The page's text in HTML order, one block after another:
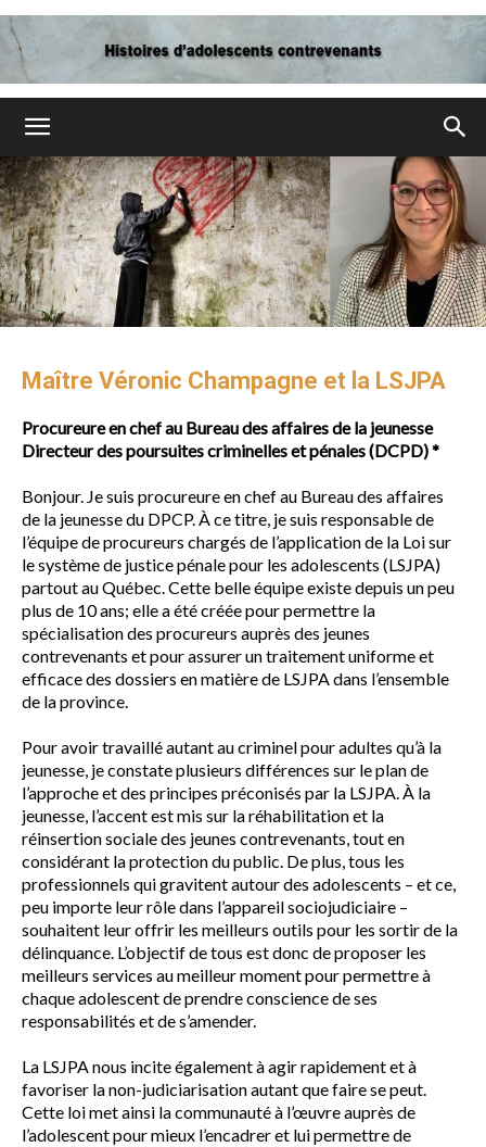
dpj-
dp.ca
Maître Véronic Champagne et la LSJPA
Procureure en chef au Bureau des affaires de la jeunesse
Directeur des poursuites criminelles et pénales (DCPD) *
Bonjour. Je suis procureure en chef au Bureau des affaires
de la jeunesse du DPCP. À ce titre, je suis responsable de
l’équipe de procureurs chargés de l’application de la Loi sur
le système de justice pénale pour les adolescents (LSJPA)
partout au Québec. Cette belle équipe existe depuis un peu
plus de 10 ans; elle a été créée pour permettre la
spécialisation des procureurs auprès des jeunes
contrevenants et pour assurer un traitement uniforme et
efficace des dossiers en matière de LSJPA dans l’ensemble
de la province.
Pour avoir travaillé autant au criminel pour adultes qu’à la
jeunesse, je constate plusieurs différences sur le plan de
l’approche et des principes préconisés par la LSJPA. À la
jeunesse, l’accent est mis sur la réhabilitation et la
réinsertion sociale des jeunes contrevenants, tout en
considérant la protection du public. De plus, tous les
professionnels qui gravitent autour des adolescents – et ce,
peu importe leur rôle dans l’appareil sociojudiciaire –
souhaitent leur offrir les meilleurs outils pour les sortir de la
délinquance. L’objectif de tous est donc de proposer les
meilleurs services au meilleur moment pour permettre à
chaque adolescent de prendre conscience de ses
responsabilités et de s’amender.
La LSJPA nous incite également à agir rapidement et à
favoriser la non-judiciarisation autant que faire se peut.
Cette loi met ainsi la communauté à l’œuvre auprès de
l’adolescent pour mieux l’encadrer et lui permettre de